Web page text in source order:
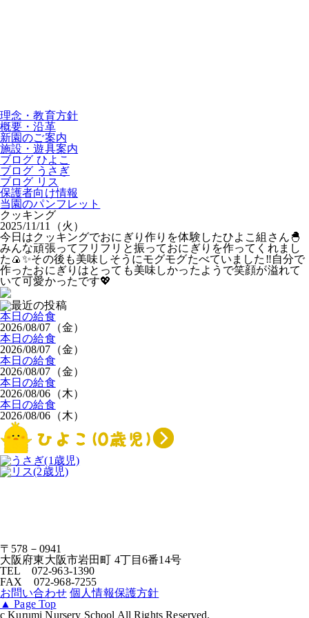
理念・教育方針
概要・沿革
新園のご案内
施設・遊具案内
ブログ ひよこ
ブログ うさぎ
ブログ リス
保護者向け情報
当園のパンフレット
クッキング
2025/11/11（火）
今日はクッキングでおにぎり作りを体験したひよこ組さん🐣
みんな頑張ってフリフリと振っておにぎりを作ってくれまし
た🍙✨その後も美味しそうにモグモグたべていました‼︎自分で
作ったおにぎりはとっても美味しかったようで笑顔が溢れて
いて可愛かったです💖
本日の給食
2026/08/07（金）
本日の給食
2026/08/07（金）
本日の給食
2026/08/07（金）
本日の給食
2026/08/06（木）
本日の給食
2026/08/06（木）
〒578－0941
大阪府東大阪市岩田町 4丁目6番14号
TEL 072-963-1390
FAX 072-968-7255
お問い合わせ 個人情報保護方針
▲Page Top
c Kurumi Nursery School All Rights Reserved.